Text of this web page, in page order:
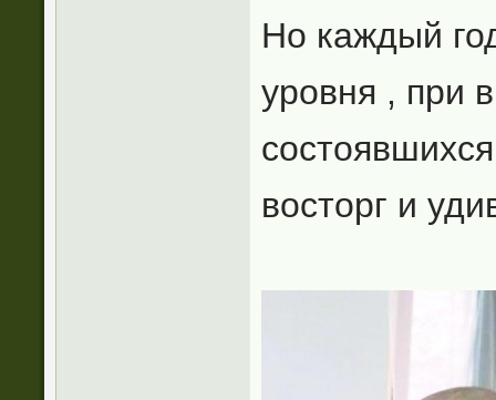
Но каждый
уровня , при
восторг и